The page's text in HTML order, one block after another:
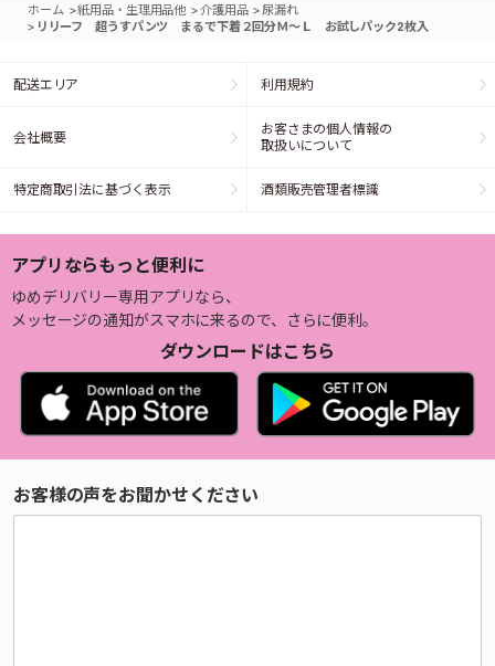
ホーム >紙用品・生理用品他 >介護用品 > 尿漏れ
> リリーフ 超うすパンツ まるで下着２回分Ｍ～Ｌ お試しパック2枚入
配送エリア 利用規約
会社概要
お客さまの個人情報の
取扱いについて
特定商取引法に基づく表示 酒類販売管理者標識
アプリならもっと便利に
ゆめデリバリー専用アプリなら、
メッセージの通知がスマホに来るので、さらに便利。
ダウンロードはこちら
お客様の声をお聞かせください